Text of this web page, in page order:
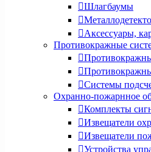
Шлагбаумы
Аксессуары,
Противокражные
Системы
Охранно-пожарнное
Комплекты
Извещатели
Извещатели
Устройства